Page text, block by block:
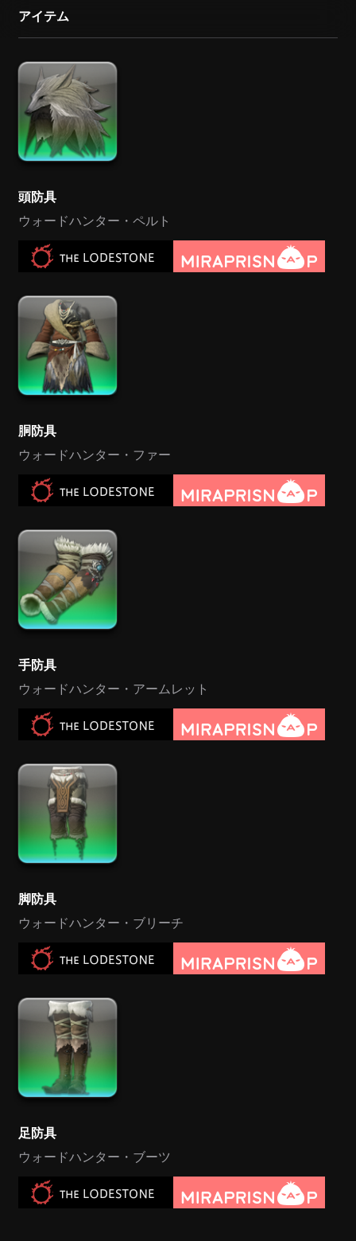
アイテム
頭防具
ウォードハンター・ペルト
胴防具
ウォードハンター・ファー
手防具
ウォードハンター・アームレット
脚防具
ウォードハンター・ブリーチ
足防具
ウォードハンター・ブーツ